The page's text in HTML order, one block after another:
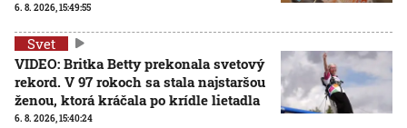
6. 8. 2026, 15:49:55
Svet
VIDEO: Britka Betty prekonala svetový
rekord. V 97 rokoch sa stala najstaršou
ženou, ktorá kráčala po krídle lietadla
6. 8. 2026, 15:40:24